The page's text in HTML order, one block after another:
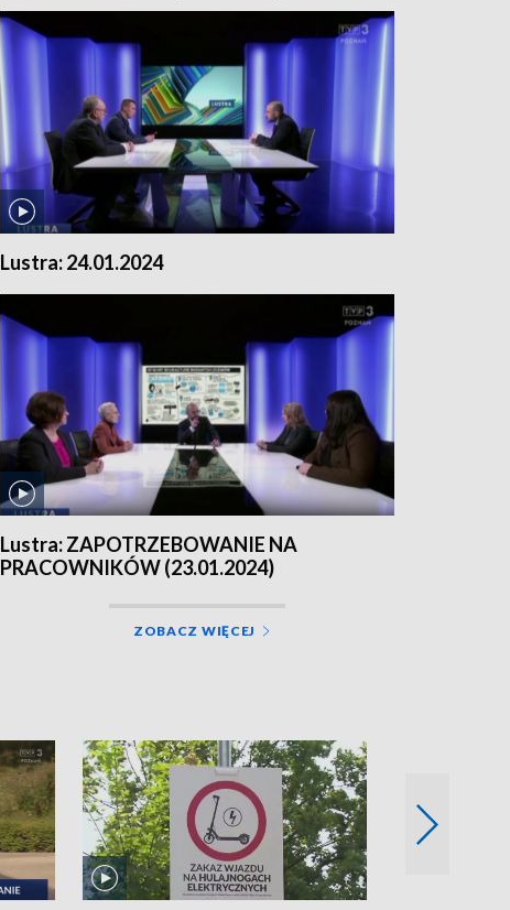
Lustra: 24.01.2024
Lustra: ZAPOTRZEBOWANIE NA
PRACOWNIKÓW (23.01.2024)
ZOBACZ WIĘCEJ